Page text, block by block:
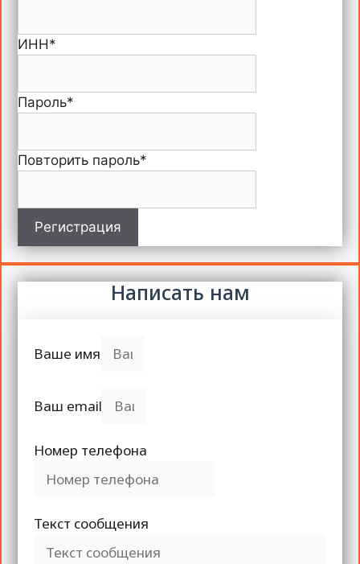
ИНН*
Пароль*
Повторить пароль*
Регистрация
Написать нам
Ваше имя
Ваш email
Номер телефона
Текст сообщения